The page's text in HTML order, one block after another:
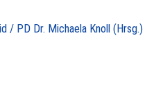
WARENKORB
/ PD Dr. Michaela Knoll (Hrsg.)